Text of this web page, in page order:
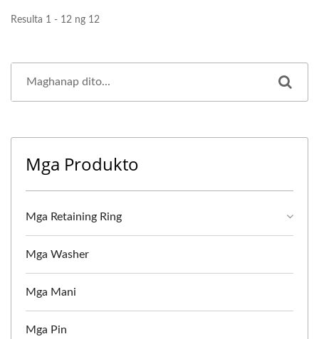
Resulta 1 - 12 ng 12
Mga Produkto
Mga Retaining Ring
Mga Washer
Mga Mani
Mga Pin